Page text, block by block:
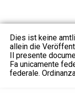
Dies ist keine
allein die
Il presente
Fa unicamente
federale.